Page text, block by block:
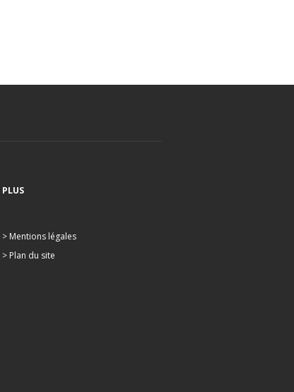
PLUS
> Mentions légales
> Plan du site